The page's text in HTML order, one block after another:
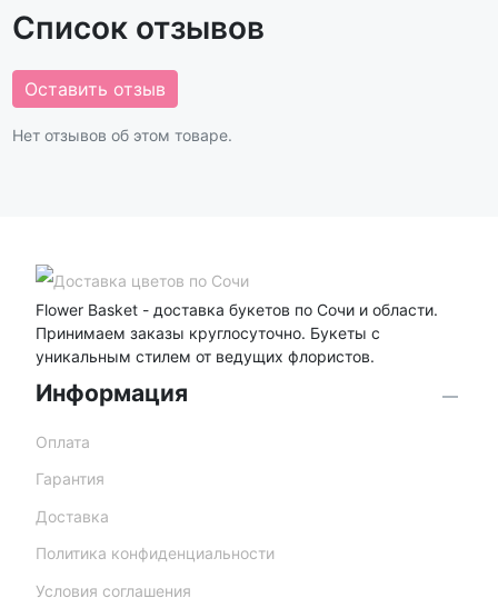
Список отзывов
Оставить отзыв
Нет отзывов об этом товаре.
Flower Basket - доставка букетов по Сочи и области.
Принимаем заказы круглосуточно. Букеты с
уникальным стилем от ведущих флористов.
Информация
Оплата
Гарантия
Доставка
Политика конфиденциальности
Условия соглашения